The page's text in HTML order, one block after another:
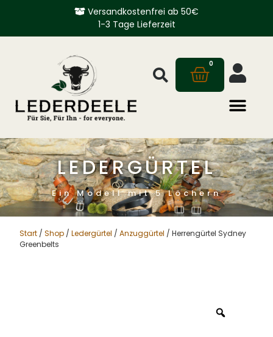
Versandkostenfrei ab 50€
1-3 Tage Lieferzeit
0
LEDERGÜRTEL
Ein Modell mit 5 Löchern
Start /Shop /Ledergürtel /Anzuggürtel / Herrengürtel Sydney
Greenbelts